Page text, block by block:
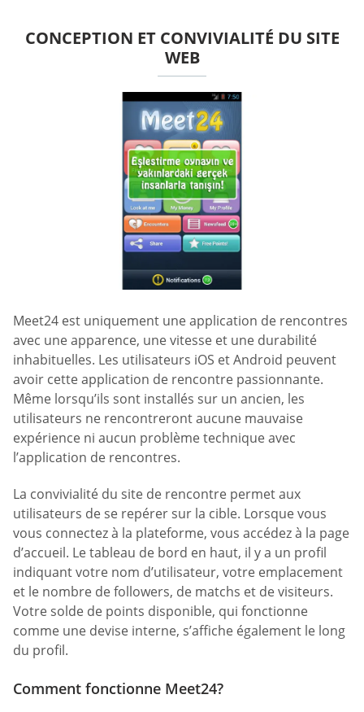
CONCEPTION ET CONVIVIALITÉ DU SITE
WEB
Meet24 est uniquement une application de rencontres
avec une apparence, une vitesse et une durabilité
inhabituelles. Les utilisateurs iOS et Android peuvent
avoir cette application de rencontre passionnante.
Même lorsqu’ils sont installés sur un ancien, les
utilisateurs ne rencontreront aucune mauvaise
expérience ni aucun problème technique avec
l’application de rencontres.
La convivialité du site de rencontre permet aux
utilisateurs de se repérer sur la cible. Lorsque vous
vous connectez à la plateforme, vous accédez à la page
d’accueil. Le tableau de bord en haut, il y a un profil
indiquant votre nom d’utilisateur, votre emplacement
et le nombre de followers, de matchs et de visiteurs.
Votre solde de points disponible, qui fonctionne
comme une devise interne, s’affiche également le long
du profil.
Comment fonctionne Meet24?